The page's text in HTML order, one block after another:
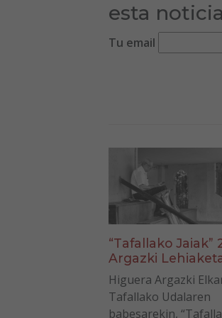
esta
Tu email
“Tafallako Jaiak”
Argazki
Higuera Argazki
Tafallako Udalaren
babesarekin,